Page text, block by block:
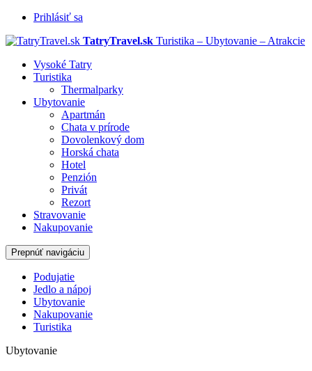
Prihlásiť sa
TatryTravel.sk Turistika – Ubytovanie – Atrakcie
Vysoké Tatry
Turistika
Thermalparky
Ubytovanie
Apartmán
Chata v prírode
Dovolenkový dom
Horská chata
Hotel
Penzión
Privát
Rezort
Stravovanie
Nakupovanie
Prepnúť navigáciu
Podujatie
Jedlo a nápoj
Ubytovanie
Nakupovanie
Turistika
Ubytovanie